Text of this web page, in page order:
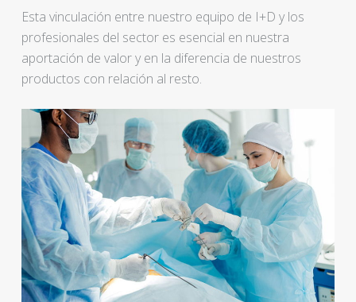
Esta vinculación entre nuestro equipo de I+D y los
profesionales del sector es esencial en nuestra
aportación de valor y en la diferencia de nuestros
productos con relación al resto.